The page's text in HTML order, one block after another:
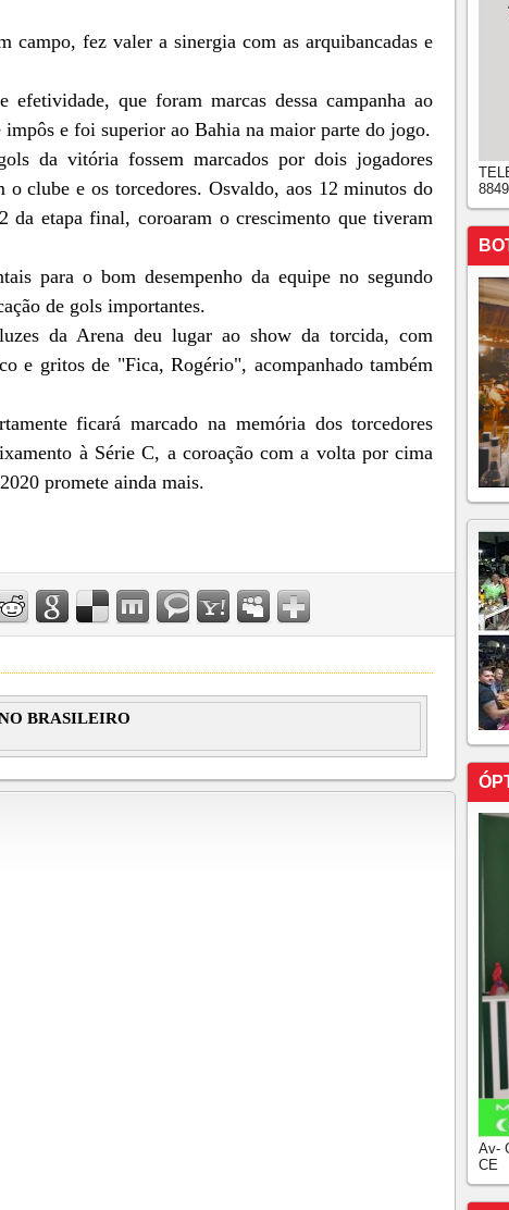
campo, fez valer a sinergia com as arquibancadas e
efetividade, que foram marcas dessa campanha ao
impôs e foi superior ao Bahia na maior parte do jogo.
da vitória fossem marcados por dois jogadores
o clube e os torcedores. Osvaldo, aos 12 minutos do
da etapa final, coroaram o crescimento que tiveram
para o bom desempenho da equipe no segundo
de gols importantes.
da Arena deu lugar ao show da torcida, com
e gritos de "Fica, Rogério", acompanhado também
ficará marcado na memória dos torcedores
à Série C, a coroação com a volta por cima
promete ainda mais.
BRASILEIRO
Av-
CE